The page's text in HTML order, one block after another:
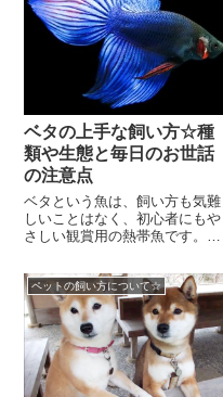
ベタの上手な飼い方☆種
類や生態と毎日のお世話
の注意点
ベタという魚は、飼い方も気難
しいことはなく、初心者にもや
さしい観賞用の熱帯魚です。独
度も高く、静かに見とれてしま
いますよね。まさにア...
ペットの飼い方について☆